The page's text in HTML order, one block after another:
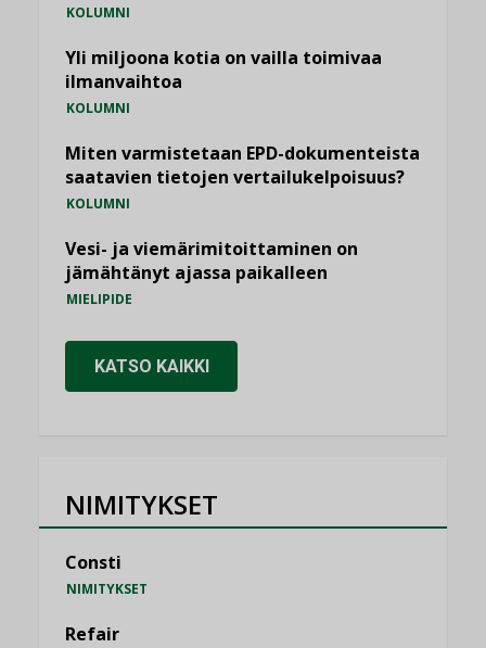
KOLUMNI
Yli miljoona kotia on vailla toimivaa
ilmanvaihtoa
KOLUMNI
Miten varmistetaan EPD-dokumenteista
saatavien tietojen vertailukelpoisuus?
KOLUMNI
Vesi- ja viemärimitoittaminen on
jämähtänyt ajassa paikalleen
MIELIPIDE
KATSO KAIKKI
NIMITYKSET
Consti
NIMITYKSET
Refair